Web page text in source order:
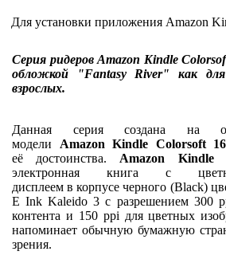
Для установки приложения Amazon
Серия ридеров Amazon Kindle
обложкой "Fantasy River" как
взрослых.
Данная серия создана на
модели Amazon Kindle Colorsoft
её достоинства. Amazon
электронная книга с
дисплеем в корпусе черного (Black)
E Ink Kaleido 3 с разрешением 300
контента и 150 ppi для цветных
напоминает обычную бумажную
зрения.